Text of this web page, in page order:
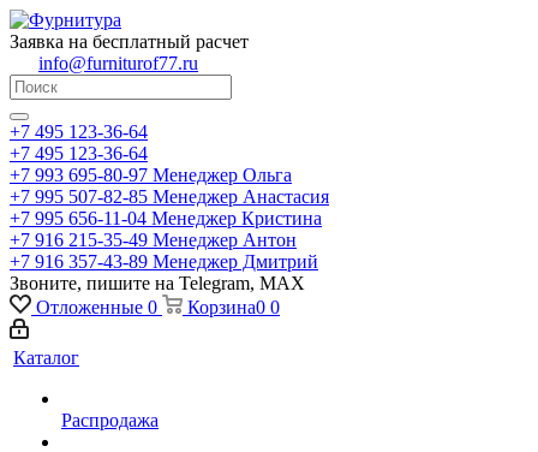
Заявка на бесплатный расчет
info@furniturof77.ru
+7 495 123-36-64
+7 495 123-36-64
+7 993 695-80-97 Менеджер Ольга
+7 995 507-82-85 Менеджер Анастасия
+7 995 656-11-04 Менеджер Кристина
+7 916 215-35-49 Менеджер Антон
+7 916 357-43-89 Менеджер Дмитрий
Звоните, пишите на Telegram, MAX
Отложенные 0 Корзина0 0
Каталог
Распродажа